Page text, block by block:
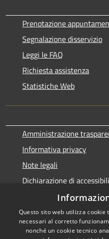
Prenotazione
Segnalazione disservizio
Leggi le FAQ
Richiesta assistenza
Statistiche Web
Amministrazione
Informativa privacy
Note legali
Dichiarazione di
Questo sito web utilizza
necessari al corretto
nonché un cookie tecnico